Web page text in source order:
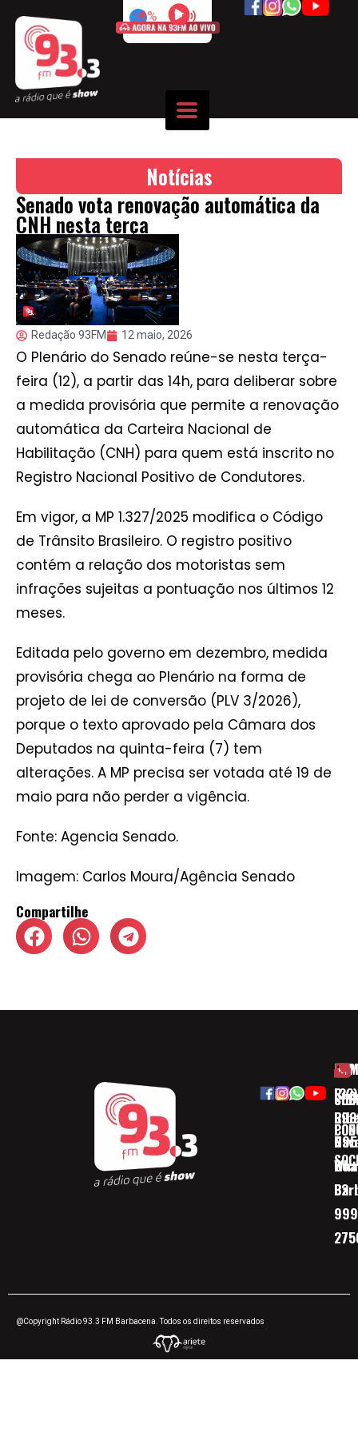
50%
Notícias
Senado vota renovação automática da
CNH nesta terça
Redação 93FM 12 maio, 2026
O Plenário do Senado reúne-se nesta terça-
feira (12), a partir das 14h, para deliberar sobre
a medida provisória que permite a renovação
automática da Carteira Nacional de
Habilitação (CNH) para quem está inscrito no
Registro Nacional Positivo de Condutores.
Em vigor, a MP 1.327/2025 modifica o Código
de Trânsito Brasileiro. O registro positivo
contém a relação dos motoristas sem
infrações sujeitas a pontuação nos últimos 12
meses.
Editada pelo governo em dezembro, medida
provisória chega ao Plenário na forma de
projeto de lei de conversão (PLV 3/2026),
porque o texto aprovado pela Câmara dos
Deputados na quinta-feira (7) tem
alterações. A MP precisa ser votada até 19 de
maio para não perder a vigência.
Fonte: Agencia Senado.
Imagem: Carlos Moura/Agência Senado
Compartilhe
(32)
32
@Copyright Rádio 93.3 FM Barbacena. Todos os direitos reservados